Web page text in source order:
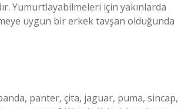
Yumurtlayabilmeleri için yakınlarda
uygun bir erkek tavşan olduğunda
panter, çita, jaguar, puma, sincap,